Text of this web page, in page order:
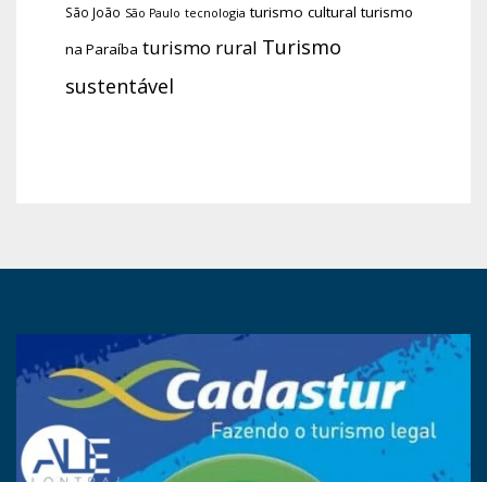
São João São Paulo tecnologia turismo cultural turismo
na Paraíba turismo rural Turismo
sustentável